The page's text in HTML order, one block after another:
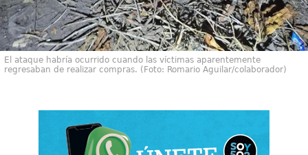
El ataque habría ocurrido cuando las víctimas aparentemente
regresaban de realizar compras. (Foto: Romario Aguilar/colaborador)